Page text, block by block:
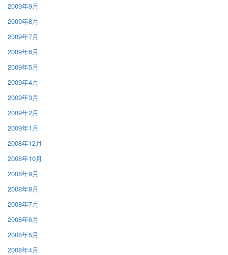
2009年9月
2009年8月
2009年7月
2009年6月
2009年5月
2009年4月
2009年3月
2009年2月
2009年1月
2008年12月
2008年10月
2008年9月
2008年8月
2008年7月
2008年6月
2008年5月
2008年4月